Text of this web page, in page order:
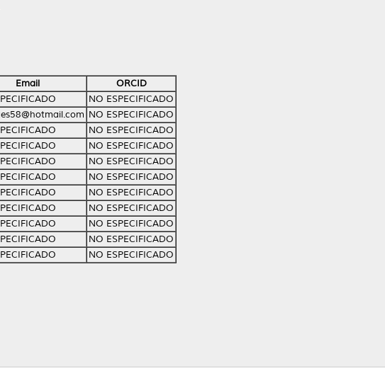
Email
ORCID
NO ESPECIFICADO
NO ESPECIFICADO
NO ESPECIFICADO
NO ESPECIFICADO
NO ESPECIFICADO
NO ESPECIFICADO
NO ESPECIFICADO
NO ESPECIFICADO
NO ESPECIFICADO
NO ESPECIFICADO
NO ESPECIFICADO